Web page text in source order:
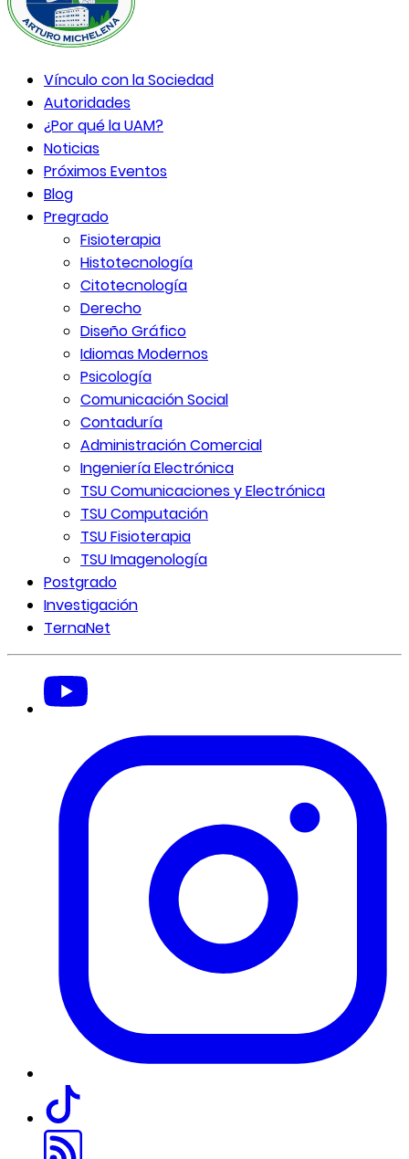
Vínculo con la Sociedad
Autoridades
¿Por qué la UAM?
Noticias
Próximos Eventos
Blog
Pregrado
Fisioterapia
Histotecnología
Citotecnología
Derecho
Diseño Gráfico
Idiomas Modernos
Psicología
Comunicación Social
Contaduría
Administración Comercial
Ingeniería Electrónica
TSU Comunicaciones y Electrónica
TSU Computación
TSU Fisioterapia
TSU Imagenología
Postgrado
Investigación
TernaNet